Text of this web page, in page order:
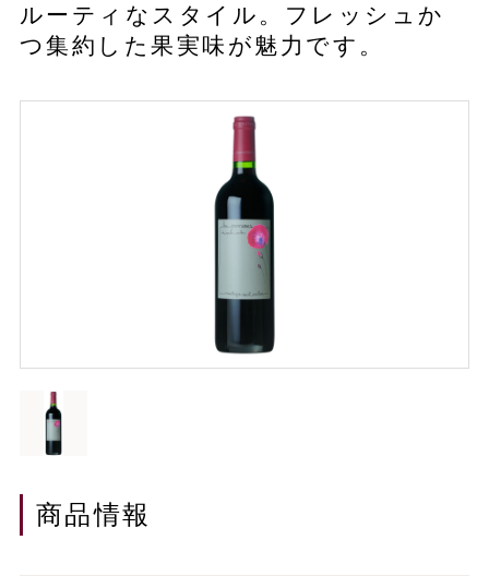
ルーティなスタイル。フレッシュか
つ集約した果実味が魅力です。
商品情報